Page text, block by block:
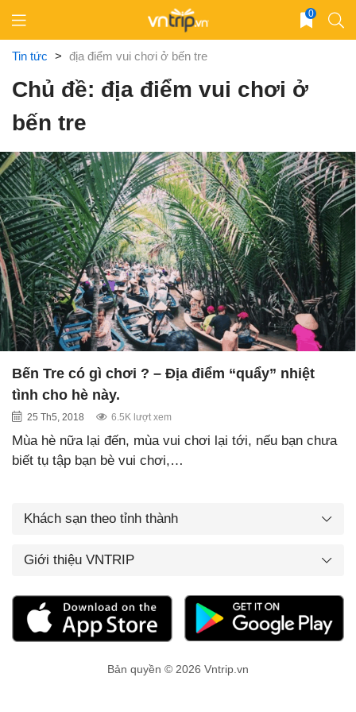
content
0
Tin tức > địa điểm vui chơi ở bến tre
Chủ đề: địa điểm vui chơi ở
bến tre
Bến Tre có gì chơi ? – Địa điểm “quẩy” nhiệt
tình cho hè này.
25 Th5, 2018 6.5K lượt xem
Mùa hè nữa lại đến, mùa vui chơi lại tới, nếu bạn chưa
biết tụ tập bạn bè vui chơi,…
Khách sạn theo tỉnh thành
Giới thiệu VNTRIP
Bản quyền © 2026 Vntrip.vn